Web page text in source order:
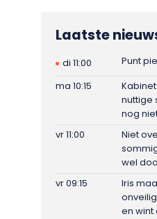
Laatste
di 11:00
Punt
ma 10:15
nuttige
nog
vr 11:00
Niet
wel
vr 09:15
Iris
en